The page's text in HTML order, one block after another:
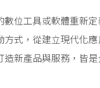
數位工具或軟體重新
方式，從建立現代化
造新產品與服務，皆